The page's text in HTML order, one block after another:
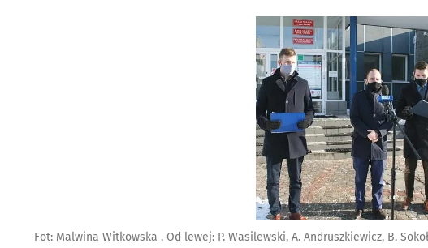
Fot: Malwina Witkowska . Od lewej: P. Wasilewski, A. Andruszkiewicz, B.